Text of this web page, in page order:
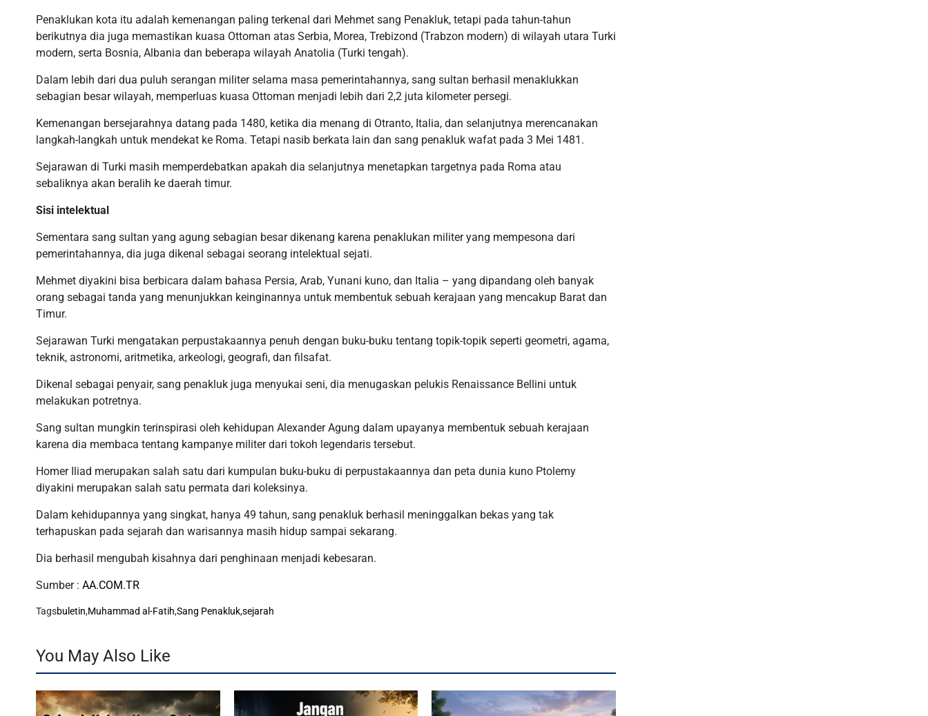
Penaklukan kota itu adalah kemenangan paling terkenal dari Mehmet sang Penakluk, tetapi pada tahun-tahun
berikutnya dia juga memastikan kuasa Ottoman atas Serbia, Morea, Trebizond (Trabzon modern) di wilayah utara Turki
modern, serta Bosnia, Albania dan beberapa wilayah Anatolia (Turki tengah).
Dalam lebih dari dua puluh serangan militer selama masa pemerintahannya, sang sultan berhasil menaklukkan
sebagian besar wilayah, memperluas kuasa Ottoman menjadi lebih dari 2,2 juta kilometer persegi.
Kemenangan bersejarahnya datang pada 1480, ketika dia menang di Otranto, Italia, dan selanjutnya merencanakan
langkah-langkah untuk mendekat ke Roma. Tetapi nasib berkata lain dan sang penakluk wafat pada 3 Mei 1481.
Sejarawan di Turki masih memperdebatkan apakah dia selanjutnya menetapkan targetnya pada Roma atau
sebaliknya akan beralih ke daerah timur.
Sisi intelektual
Sementara sang sultan yang agung sebagian besar dikenang karena penaklukan militer yang mempesona dari
pemerintahannya, dia juga dikenal sebagai seorang intelektual sejati.
Mehmet diyakini bisa berbicara dalam bahasa Persia, Arab, Yunani kuno, dan Italia – yang dipandang oleh banyak
orang sebagai tanda yang menunjukkan keinginannya untuk membentuk sebuah kerajaan yang mencakup Barat dan
Timur.
Sejarawan Turki mengatakan perpustakaannya penuh dengan buku-buku tentang topik-topik seperti geometri, agama,
teknik, astronomi, aritmetika, arkeologi, geografi, dan filsafat.
Dikenal sebagai penyair, sang penakluk juga menyukai seni, dia menugaskan pelukis Renaissance Bellini untuk
melakukan potretnya.
Sang sultan mungkin terinspirasi oleh kehidupan Alexander Agung dalam upayanya membentuk sebuah kerajaan
karena dia membaca tentang kampanye militer dari tokoh legendaris tersebut.
Homer Iliad merupakan salah satu dari kumpulan buku-buku di perpustakaannya dan peta dunia kuno Ptolemy
diyakini merupakan salah satu permata dari koleksinya.
Dalam kehidupannya yang singkat, hanya 49 tahun, sang penakluk berhasil meninggalkan bekas yang tak
terhapuskan pada sejarah dan warisannya masih hidup sampai sekarang.
Dia berhasil mengubah kisahnya dari penghinaan menjadi kebesaran.
Sumber : AA.COM.TR
Tagsbuletin,Muhammad al-Fatih,Sang Penakluk,sejarah
You May Also Like